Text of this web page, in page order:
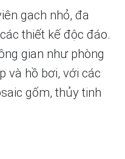
gạch nhỏ, đa
thiết kế độc đáo.
gian như phòng
và hồ bơi, với các
gốm, thủy tinh